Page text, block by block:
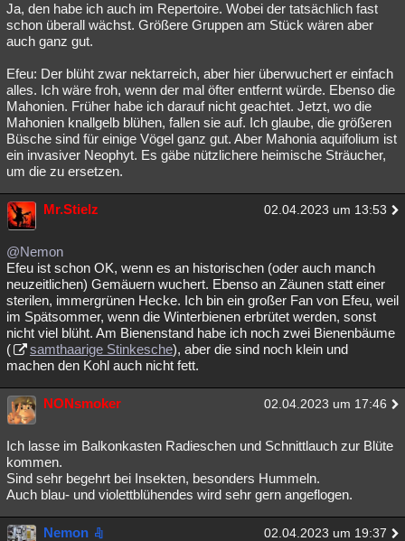
Philosophie Träume Orte Esoterik Literatur
Musik Clash Verbesserungen Allmystery English
Übersichten
Besucht Teilgenommen Alle Neue Geschlossen
Ja, den habe ich auch im Repertoire. Wobei der tatsächlich fast
schon überall wächst. Größere Gruppen am Stück wären aber
auch ganz gut.
Efeu: Der blüht zwar nektarreich, aber hier überwuchert er einfach
alles. Ich wäre froh, wenn der mal öfter entfernt würde. Ebenso die
Mahonien. Früher habe ich darauf nicht geachtet. Jetzt, wo die
Mahonien knallgelb blühen, fallen sie auf. Ich glaube, die größeren
Büsche sind für einige Vögel ganz gut. Aber Mahonia aquifolium ist
ein invasiver Neophyt. Es gäbe nützlichere heimische Sträucher,
um die zu ersetzen.
Mr.Stielz 02.04.2023 um 13:53
@Nemon
Efeu ist schon OK, wenn es an historischen (oder auch manch
neuzeitlichen) Gemäuern wuchert. Ebenso an Zäunen statt einer
sterilen, immergrünen Hecke. Ich bin ein großer Fan von Efeu, weil
im Spätsommer, wenn die Winterbienen erbrütet werden, sonst
nicht viel blüht. Am Bienenstand habe ich noch zwei Bienenbäume
(
samthaarige Stinkesche), aber die sind noch klein und
machen den Kohl auch nicht fett.
NONsmoker 02.04.2023 um 17:46
Ich lasse im Balkonkasten Radieschen und Schnittlauch zur Blüte
kommen.
Sind sehr begehrt bei Insekten, besonders Hummeln.
Auch blau- und violettblühendes wird sehr gern angeflogen.
Nemon 02.04.2023 um 19:37